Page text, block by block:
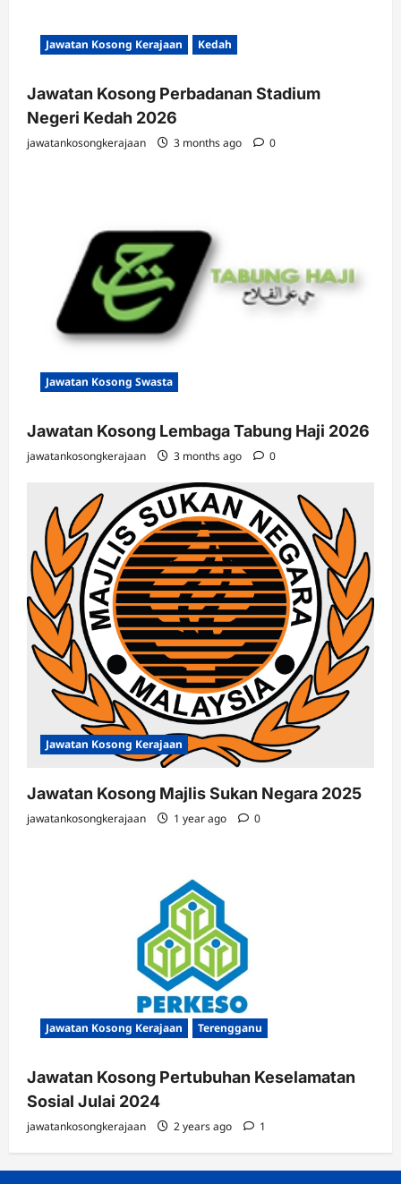
Jawatan Kosong Kerajaan Kedah
Jawatan Kosong Perbadanan Stadium
Negeri Kedah 2026
jawatankosongkerajaan 3 months ago 0
Jawatan Kosong Swasta
Jawatan Kosong Lembaga Tabung Haji 2026
jawatankosongkerajaan 3 months ago 0
Jawatan Kosong Kerajaan
Jawatan Kosong Majlis Sukan Negara 2025
jawatankosongkerajaan 1 year ago 0
Jawatan Kosong Kerajaan Terengganu
Jawatan Kosong Pertubuhan Keselamatan
Sosial Julai 2024
jawatankosongkerajaan 2 years ago 1